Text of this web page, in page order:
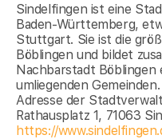
Sindelfingen ist eine
Baden-Württemberg,
Stuttgart. Sie ist die
Böblingen und bildet
Nachbarstadt
umliegenden
Adresse der
Rathausplatz 1, 71063
https://